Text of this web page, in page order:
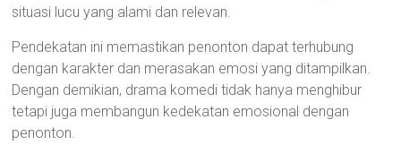
situasi lucu yang alami dan relevan.
Pendekatan ini memastikan penonton dapat terhubung
dengan karakter dan merasakan emosi yang ditampilkan.
Dengan demikian, drama komedi tidak hanya menghibur
tetapi juga membangun kedekatan emosional dengan
penonton.